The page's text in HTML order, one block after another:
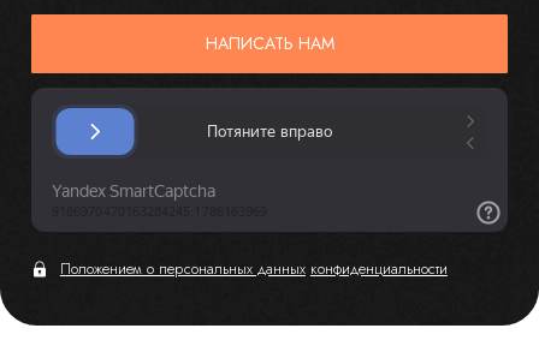
НАПИСАТЬ НАМ
Положением о персональных данных конфиденциальности